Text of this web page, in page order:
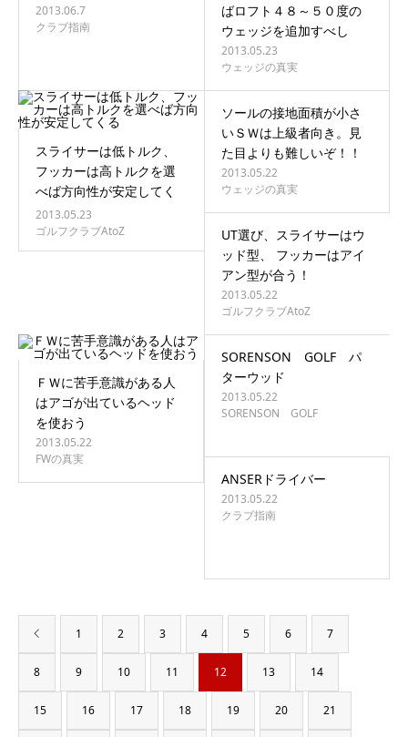
2013.06.7
クラブ指南
ばロフト４８～５０度の
ウェッジを追加すべし
2013.05.23
ウェッジの真実
スライサーは低トルク、
フッカーは高トルクを選
べば方向性が安定してく
る…
2013.05.23
ゴルフクラブAtoZ
ソールの接地面積が小さ
いＳＷは上級者向き。見
た目よりも難しいぞ！！
2013.05.22
ウェッジの真実
UT選び、スライサーはウ
ッド型、 フッカーはアイ
アン型が合う！
2013.05.22
ゴルフクラブAtoZ
ＦＷに苦手意識がある人
はアゴが出ているヘッド
を使おう
2013.05.22
FWの真実
SORENSON GOLF パ
ターウッド
2013.05.22
SORENSON GOLF
ANSERドライバー
2013.05.22
クラブ指南
1 2 3 4 5 6 7
8 9 10 11 12 13 14
15 16 17 18 19 20 21